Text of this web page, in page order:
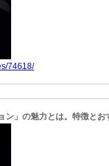
74618/
ン」の魅力とは。特徴とお